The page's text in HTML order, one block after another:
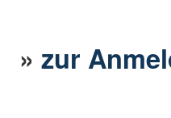
»zur